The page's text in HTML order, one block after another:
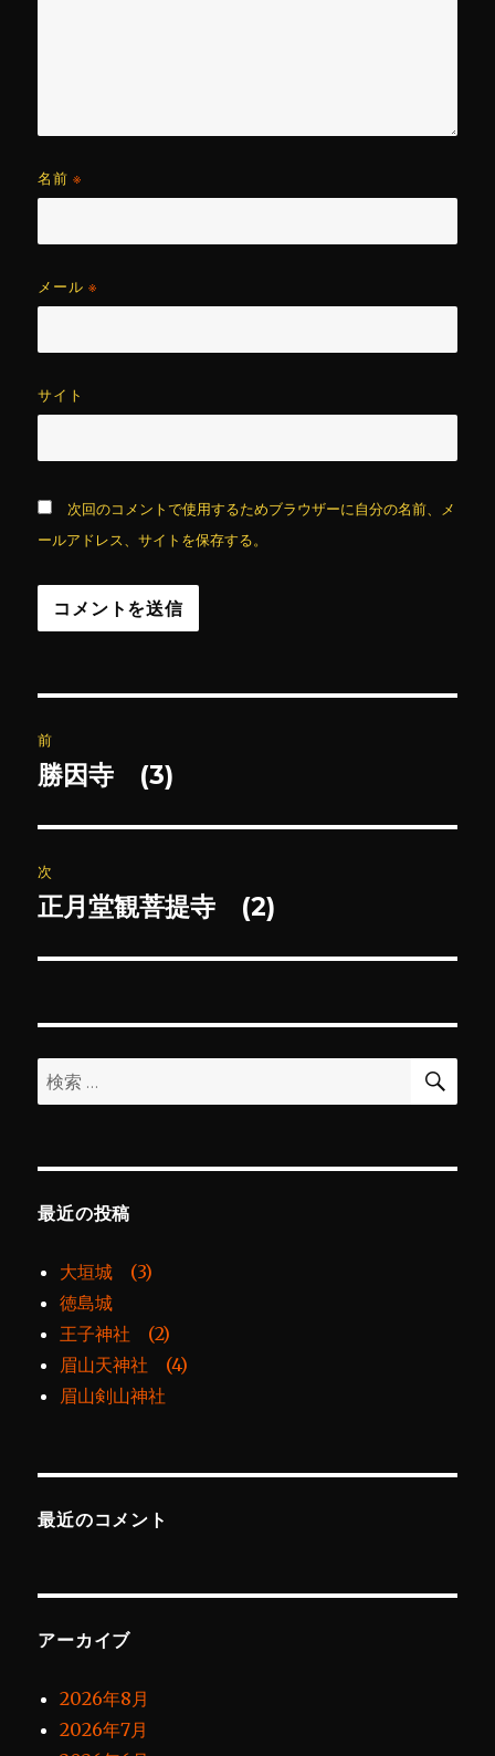
名前※
メール※
サイト
次回のコメントで使用するためブラウザーに自分の名前、メ
ールアドレス、サイトを保存する。
稿
ビ
ゲ
ー
ン
前
前
投
稿:
勝因寺 (3)
次
次
投
正月堂観菩提寺 (2)
検
索:
検
最近の投稿
大垣城 (3)
徳島城
王子神社 (2)
眉山天神社 (4)
眉山剣山神社
最近のコメント
アーカイブ
2026年8月
2026年7月